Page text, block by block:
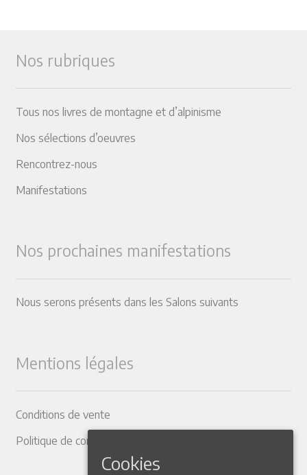
Nos rubriques
Tous nos livres de montagne et d’alpinisme
Nos sélections d’oeuvres
Rencontrez-nous
Manifestations
Nos prochaines manifestations
Nous serons présents dans les Salons suivants
Mentions légales
Conditions de vente
Politique de confidentialité
Cookies